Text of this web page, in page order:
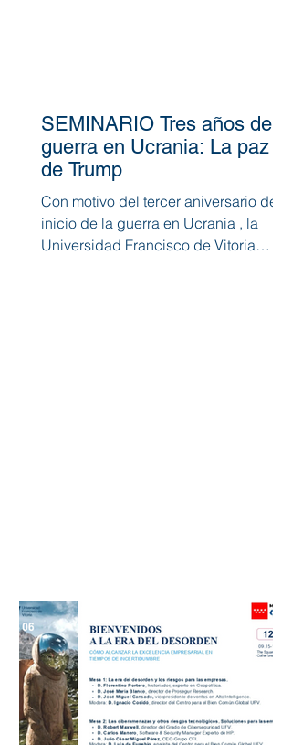
SEMINARIO Tres años de
guerra en Ucrania: La paz
de Trump
Con motivo del tercer aniversario del
inicio de la guerra en Ucrania , la
Universidad Francisco de Vitoria